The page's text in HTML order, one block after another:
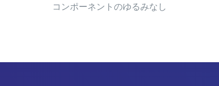
コンポーネントのゆるみなし